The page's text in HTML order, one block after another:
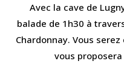
Avec la cave de
balade de 1h30 à
Chardonnay. Vous
vous